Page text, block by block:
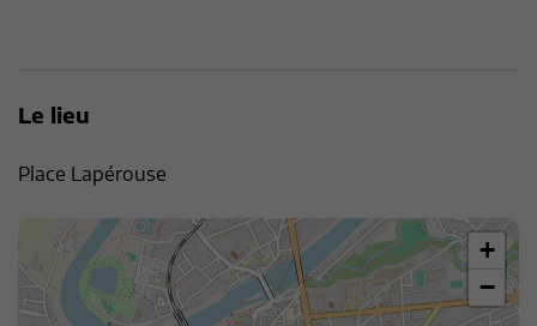
Le lieu
Place Lapérouse
+
−